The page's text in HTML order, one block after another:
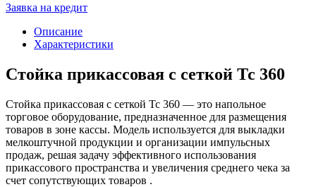
Заявка на кредит
Описание
Характеристики
Стойка прикассовая с сеткой Тс 360
Стойка прикассовая с сеткой Тс 360 — это напольное
торговое оборудование, предназначенное для размещения
товаров в зоне кассы. Модель используется для выкладки
мелкоштучной продукции и организации импульсных
продаж, решая задачу эффективного использования
прикассового пространства и увеличения среднего чека за
счет сопутствующих товаров .